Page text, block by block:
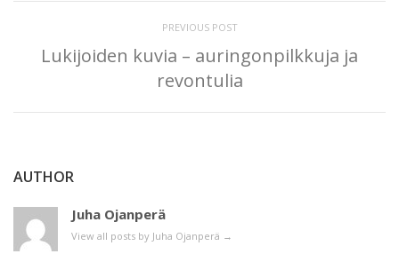
PREVIOUS POST
Lukijoiden kuvia – auringonpilkkuja ja
revontulia
AUTHOR
Juha Ojanperä
View all posts by Juha Ojanperä →